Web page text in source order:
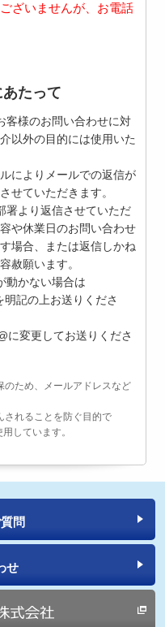
ざいませんが、お電話
たって
客様のお問い合わせに対
以外の目的には使用いた
によりメールでの返信が
せていただきます。
署より返信させていただ
や休業日のお問い合わせ
場合、または返信しかね
赦願います。
動かない場合は
記の上お送りくださ
に変更してお送りくださ
のため、メールアドレスなど
されることを防ぐ目的で
しています。
問
せ